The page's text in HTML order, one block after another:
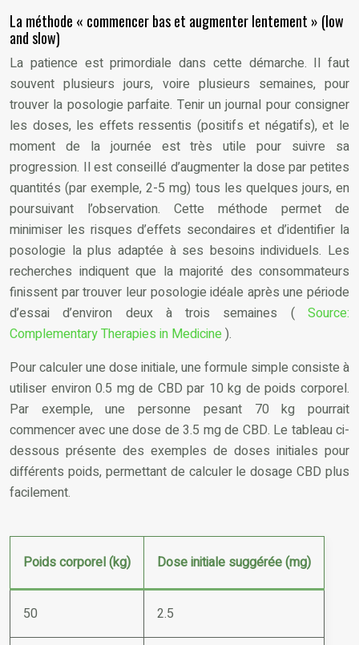
La méthode « commencer bas et augmenter lentement » (low
and slow)
La patience est primordiale dans cette démarche. Il faut
souvent plusieurs jours, voire plusieurs semaines, pour
trouver la posologie parfaite. Tenir un journal pour consigner
les doses, les effets ressentis (positifs et négatifs), et le
moment de la journée est très utile pour suivre sa
progression. Il est conseillé d’augmenter la dose par petites
quantités (par exemple, 2-5 mg) tous les quelques jours, en
poursuivant l’observation. Cette méthode permet de
minimiser les risques d’effets secondaires et d’identifier la
posologie la plus adaptée à ses besoins individuels. Les
recherches indiquent que la majorité des consommateurs
finissent par trouver leur posologie idéale après une période
d’essai d’environ deux à trois semaines ( Source:
Complementary Therapies in Medicine).
Pour calculer une dose initiale, une formule simple consiste à
utiliser environ 0.5 mg de CBD par 10 kg de poids corporel.
Par exemple, une personne pesant 70 kg pourrait
commencer avec une dose de 3.5 mg de CBD. Le tableau ci-
dessous présente des exemples de doses initiales pour
différents poids, permettant de calculer le dosage CBD plus
facilement.
Poids corporel (kg) Dose initiale suggérée (mg)
50 2.5